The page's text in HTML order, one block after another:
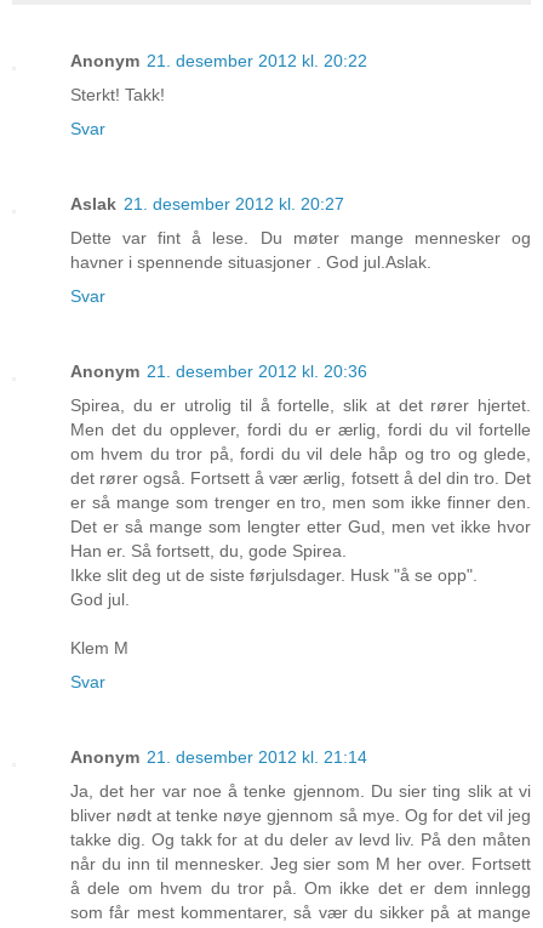
Anonym 21. desember 2012 kl. 20:22
Sterkt! Takk!
Svar
Aslak 21. desember 2012 kl. 20:27
Dette var fint å lese. Du møter mange mennesker og
havner i spennende situasjoner . God jul.Aslak.
Svar
Anonym 21. desember 2012 kl. 20:36
Spirea, du er utrolig til å fortelle, slik at det rører hjertet.
Men det du opplever, fordi du er ærlig, fordi du vil fortelle
om hvem du tror på, fordi du vil dele håp og tro og glede,
det rører også. Fortsett å vær ærlig, fotsett å del din tro. Det
er så mange som trenger en tro, men som ikke finner den.
Det er så mange som lengter etter Gud, men vet ikke hvor
Han er. Så fortsett, du, gode Spirea.
Ikke slit deg ut de siste førjulsdager. Husk "å se opp".
God jul.
Klem M
Svar
Anonym 21. desember 2012 kl. 21:14
Ja, det her var noe å tenke gjennom. Du sier ting slik at vi
bliver nødt at tenke nøye gjennom så mye. Og for det vil jeg
takke dig. Og takk for at du deler av levd liv. På den måten
når du inn til mennesker. Jeg sier som M her over. Fortsett
å dele om hvem du tror på. Om ikke det er dem innlegg
som får mest kommentarer, så vær du sikker på at mange